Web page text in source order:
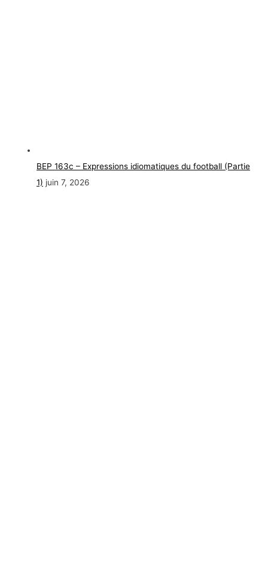
BEP 163c – Expressions idiomatiques du football (Partie
1) juin 7, 2026